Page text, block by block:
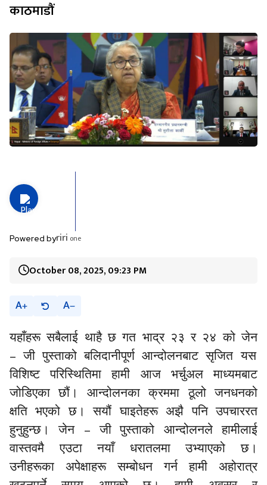
काठमाडौं
Powered byriri one
October 08, 2025, 09:23 PM
A A
यहाँहरू सबैलाई थाहै छ गत भाद्र २३ र २४ को जेन
–जी पुस्ताको बलिदानीपूर्ण आन्दोलनबाट सृजित यस
विशिष्ट परिस्थितिमा हामी आज भर्चुअल माध्यमबाट
जोडिएका छौं। आन्दोलनका क्रममा ठूलो जनधनको
क्षति भएको छ। सयौं घाइतेहरू अझै पनि उपचाररत
हुनुहुन्छ। जेन–जी पुस्ताको आन्दोलनले हामीलाई
वास्तवमै एउटा नयाँ धरातलमा उभ्याएको छ।
उनीहरूका अपेक्षाहरू सम्बोधन गर्न हामी अहोरात्र